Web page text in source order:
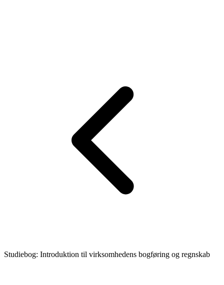
Studiebog: Introduktion til virksomhedens bogføring og regnskab